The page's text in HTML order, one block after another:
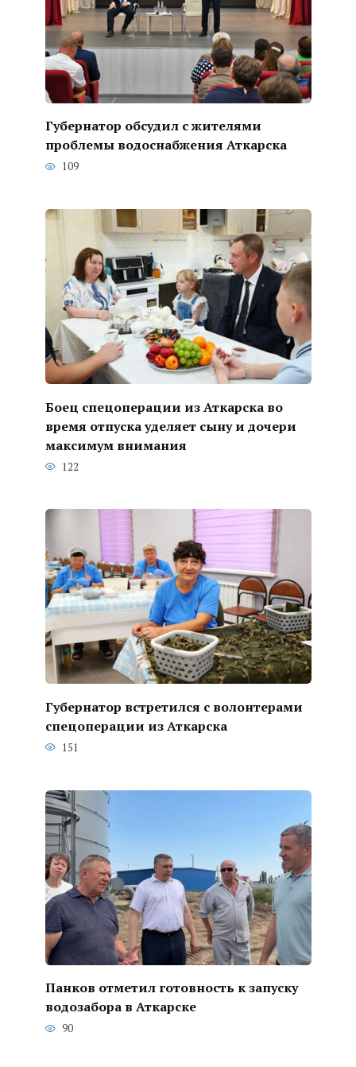
Губернатор обсудил с жителями
проблемы водоснабжения Аткарска
109
Боец спецоперации из Аткарска во
время отпуска уделяет сыну и дочери
максимум внимания
122
Губернатор встретился с волонтерами
спецоперации из Аткарска
151
Панков отметил готовность к запуску
водозабора в Аткарске
90